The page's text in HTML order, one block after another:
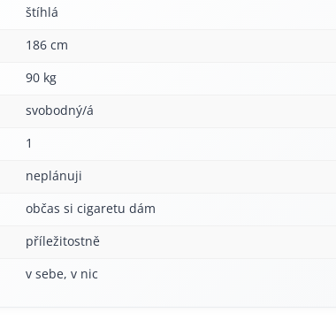
štíhlá
186 cm
90 kg
svobodný/á
1
neplánuji
občas si cigaretu dám
příležitostně
v sebe, v nic